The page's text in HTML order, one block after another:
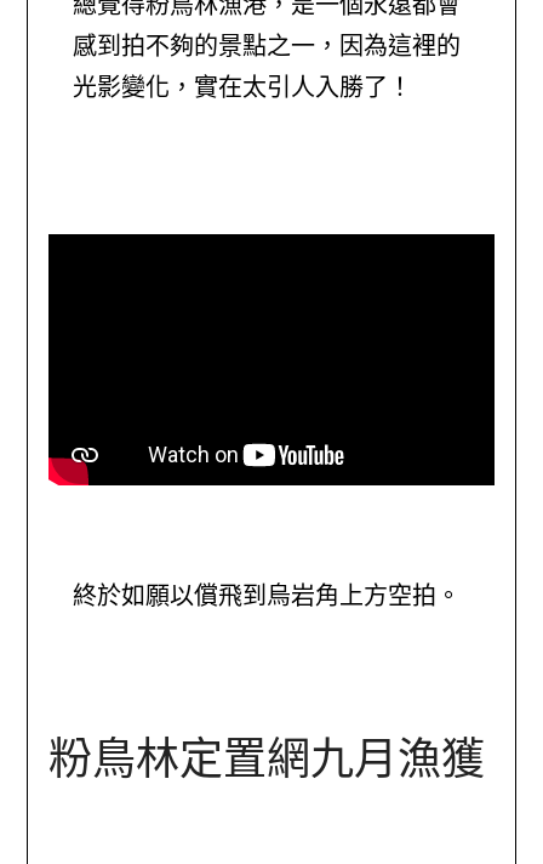
感到拍不夠的景點之一，因為這裡的
光影變化，實在太引人入勝了！
終於如願以償飛到烏岩角上方空拍。
粉鳥林定置網九月漁獲